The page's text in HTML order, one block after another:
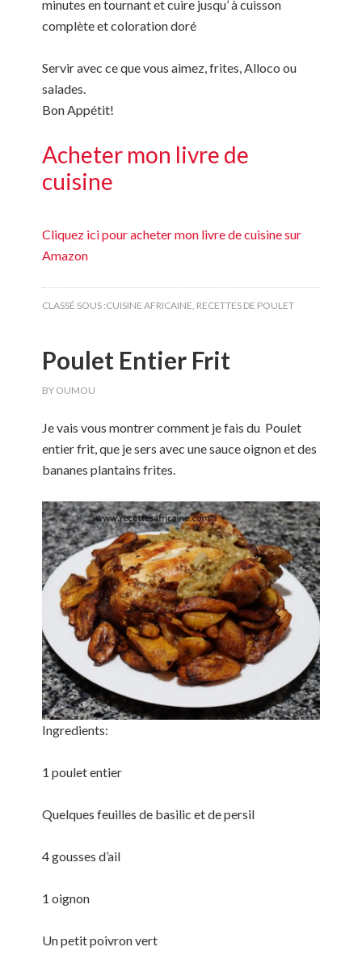
minutes en tournant et cuire jusqu’ à cuisson
complète et coloration doré
Servir avec ce que vous aimez, frites, Alloco ou
salades.
Bon Appétit!
Acheter mon livre de
cuisine
Cliquez ici pour acheter mon livre de cuisine sur
Amazon
CLASSÉ SOUS :CUISINE AFRICAINE, RECETTES DE POULET
Poulet Entier Frit
BY OUMOU
Je vais vous montrer comment je fais du Poulet
entier frit, que je sers avec une sauce oignon et des
bananes plantains frites.
Ingredients:
1 poulet entier
Quelques feuilles de basilic et de persil
4 gousses d’ail
1 oignon
Un petit poivron vert